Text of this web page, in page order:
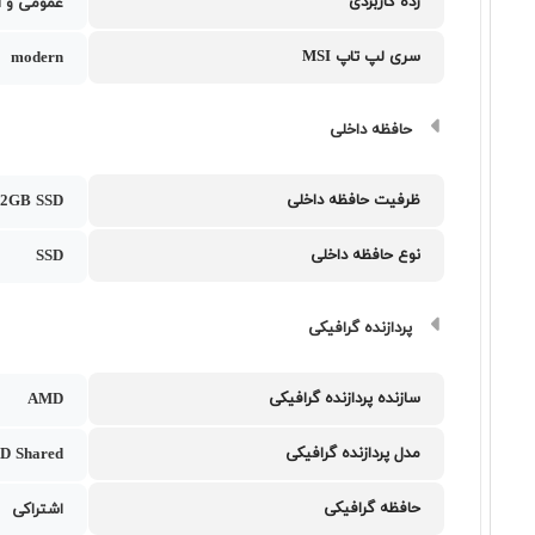
سری لپ تاپ MSI modern
حافظه داخلی
ظرفیت حافظه داخلی SSD
نوع حافظه داخلی SSD
پردازنده گرافیکی
سازنده پردازنده گرافیکی AMD
مدل پردازنده گرافیکی Shared
حافظه گرافیکی اشتراکی